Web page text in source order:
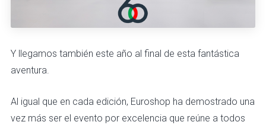
Y llegamos también este año al final de esta fantástica
aventura.
Al igual que en cada edición, Euroshop ha demostrado una
vez más ser el evento por excelencia que reúne a todos